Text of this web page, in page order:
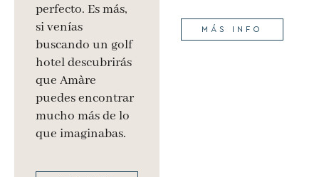
MÁS INFO
perfecto. Es más,
si venías
buscando un golf
hotel descubrirás
que Amàre
puedes encontrar
mucho más de lo
que imaginabas.